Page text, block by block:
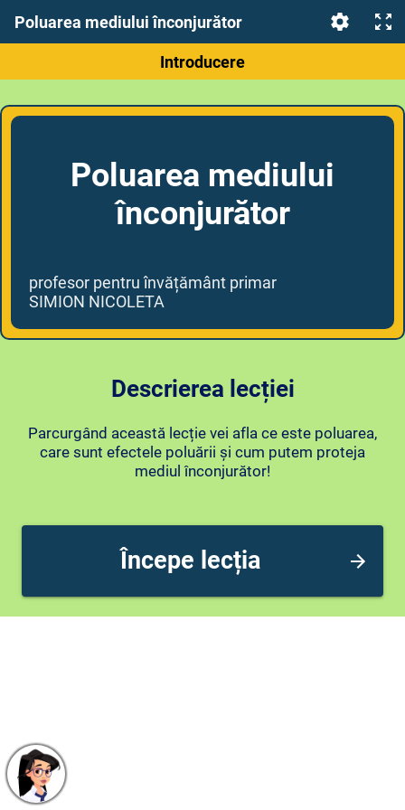
Poluarea mediului înconjurător
Introducere
Poluarea mediului
înconjurător
profesor pentru învățământ primar
SIMION NICOLETA
Descrierea lecției
Parcurgând această lecție vei afla ce este poluarea,
care sunt efectele poluării și cum putem proteja
mediul înconjurător!
Începe lecția